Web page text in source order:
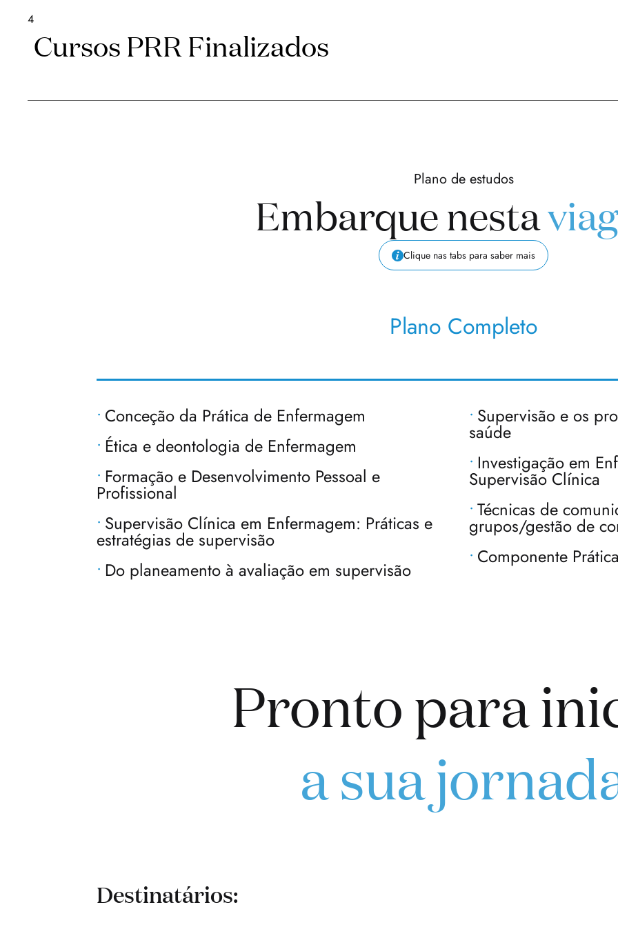
4
Cursos PRR Finalizados
Plano de estudos
Embarque nesta
Clique nas tabs para saber mais
Plano Completo
Conceção da Prática de Enfermagem
Ética e deontologia de Enfermagem
Formação e Desenvolvimento Pessoal e
Profissional
Supervisão Clínica em Enfermagem: Práticas e
estratégias de supervisão
Do planeamento à avaliação em supervisão
Supervisão e os
saúde
Investigação em
Supervisão Clínica
Técnicas de
grupos/gestão de
Componente
Pronto para
a sua
Destinatários: